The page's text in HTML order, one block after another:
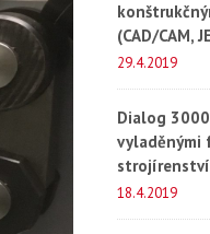
(CAD/CAM,
29.4.2019
Dialog
vyladěnými
strojírenství
18.4.2019